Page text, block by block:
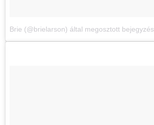
Brie (@brielarson) által megosztott bejegyzés